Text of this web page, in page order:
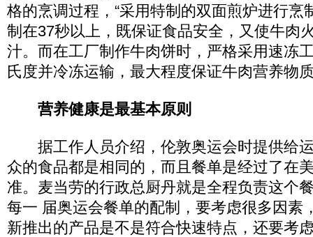
格的烹调过程，“采用特制的双面煎炉进行烹
制在37秒以上，既保证食品安全，又使牛肉
汁。而在工厂制作牛肉饼时，严格采用速冻
氏度并冷冻运输，最大程度保证牛肉营养物
营养健康是最基本原则
据工作人员介绍，伦敦奥运会时提供给
众的食品都是相同的，而且餐单是经过了在
准。麦当劳的行政总厨丹就是全程负责这个
每一 届奥运会餐单的配制，要考虑很多因素
新推出的产品是不是符合快速特点，还要考